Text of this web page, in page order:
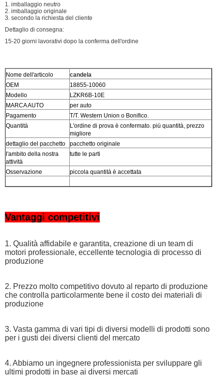
1. imballaggio neutro
2. imballaggio originale
3. secondo la richiesta del cliente
Dettaglio di consegna:
15-20 giorni lavorativi dopo la conferma dell'ordine
Nome dell'articolo
candela
OEM
18855-10060
Modello
LZKR6B-10E
MARCA AUTO
per auto
Pagamento
T/T. Western Union o Bonifico.
Quantità
L'ordine di prova è confermato. più quantità, prezzo
migliore
dettaglio del pacchetto
pacchetto originale
l'ambito della nostra
attività
tutte le parti
Osservazione piccola quantità è accettata
Vantaggi competitivi
1. Qualità affidabile e garantita, creazione di un team di
motori professionale, eccellente tecnologia di processo di
produzione
2. Prezzo molto competitivo dovuto al reparto di produzione
che controlla particolarmente bene il costo dei materiali di
produzione
3. Vasta gamma di vari tipi di diversi modelli di prodotti sono
per i gusti dei diversi clienti del mercato
4. Abbiamo un ingegnere professionista per sviluppare gli
ultimi prodotti in base ai diversi mercati